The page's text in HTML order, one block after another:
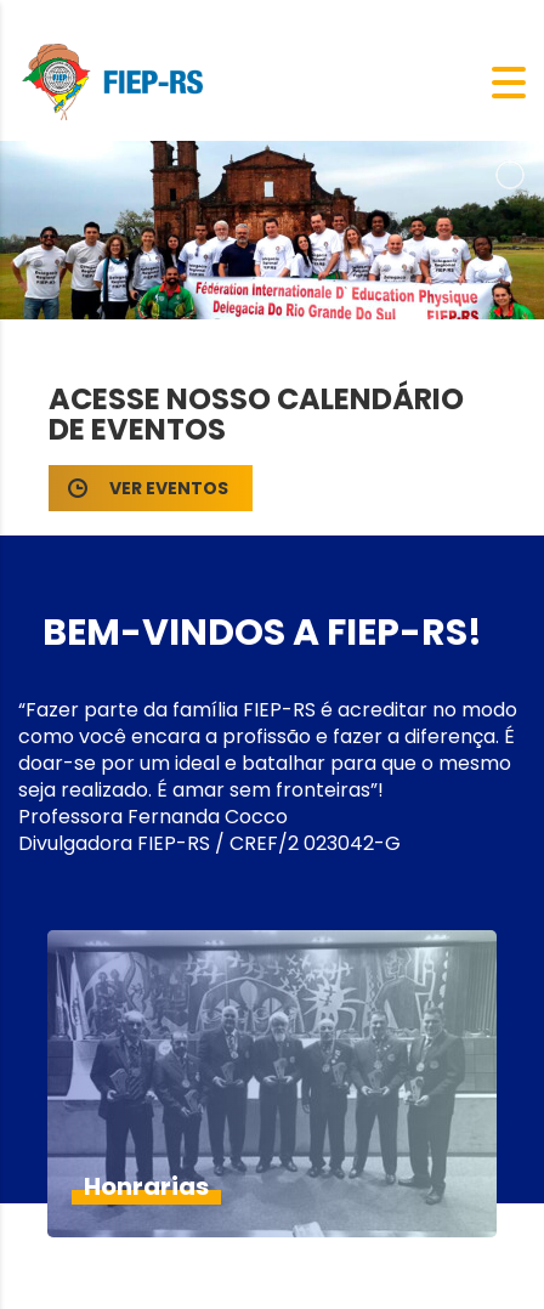
ACESSE NOSSO CALENDÁRIO
DE EVENTOS
VER EVENTOS
BEM-VINDOS A FIEP-RS!
“Fazer parte da família FIEP-RS é acreditar no modo
como você encara a profissão e fazer a diferença. É
doar-se por um ideal e batalhar para que o mesmo
seja realizado. É amar sem fronteiras”!
Professora Fernanda Cocco
Divulgadora FIEP-RS / CREF/2 023042-G
Honrarias